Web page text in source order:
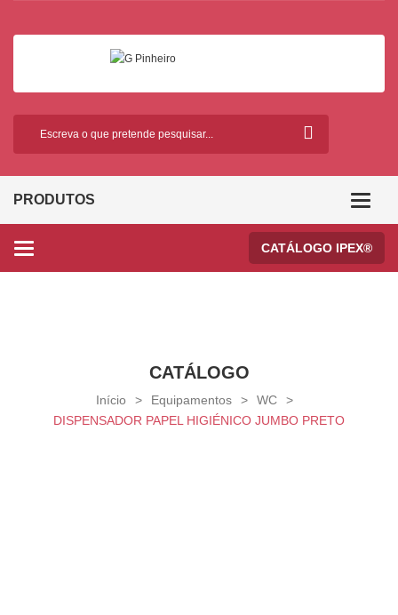
PRODUTOS
Categories CATÁLOGO IPEX®
CATÁLOGO
Início > Equipamentos > WC
>
DISPENSADOR PAPEL HIGIÉNICO JUMBO PRETO